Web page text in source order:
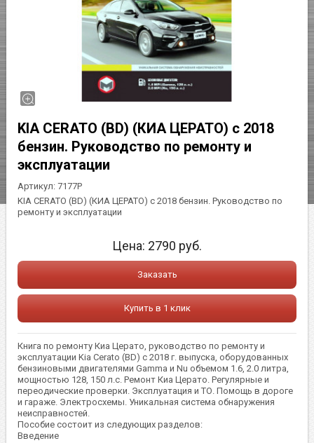
KIA CERATO (BD) (КИА ЦЕРАТО) с 2018
бензин. Руководство по ремонту и
эксплуатации
Артикул:7177Р
KIA CERATO (BD) (КИА ЦЕРАТО) с 2018 бензин. Руководство по
ремонту и эксплуатации
Цена: 2790 руб.
Заказать
Купить в 1 клик
Книга по ремонту Киа Церато, руководство по ремонту и
эксплуатации Kia Cerato (BD) с 2018 г. выпуска, оборудованных
бензиновыми двигателями Gamma и Nu объемом 1.6, 2.0 литра,
мощностью 128, 150 л.с. Ремонт Киа Церато. Регулярные и
переодические проверки. Эксплуатация и ТО. Помощь в дороге
и гараже. Электросхемы. Уникальная система обнаружения
неисправностей.
Пособие состоит из следующих разделов:
Введение